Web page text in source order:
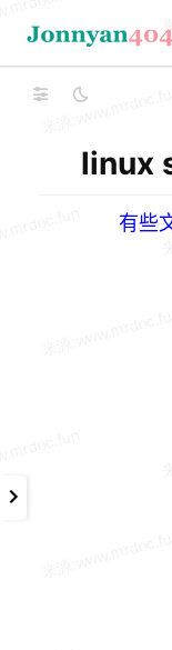
linux
有些